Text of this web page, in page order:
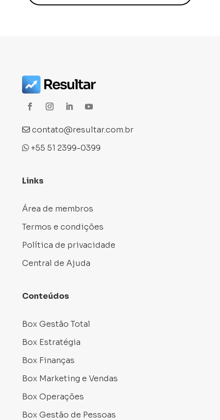
contato@resultar.com.br
+55 51 2399-0399
Links
Área de membros
Termos e condições
Política de privacidade
Central de Ajuda
Conteúdos
Box Gestão Total
Box Estratégia
Box Finanças
Box Marketing e Vendas
Box Operações
Box Gestão de Pessoas